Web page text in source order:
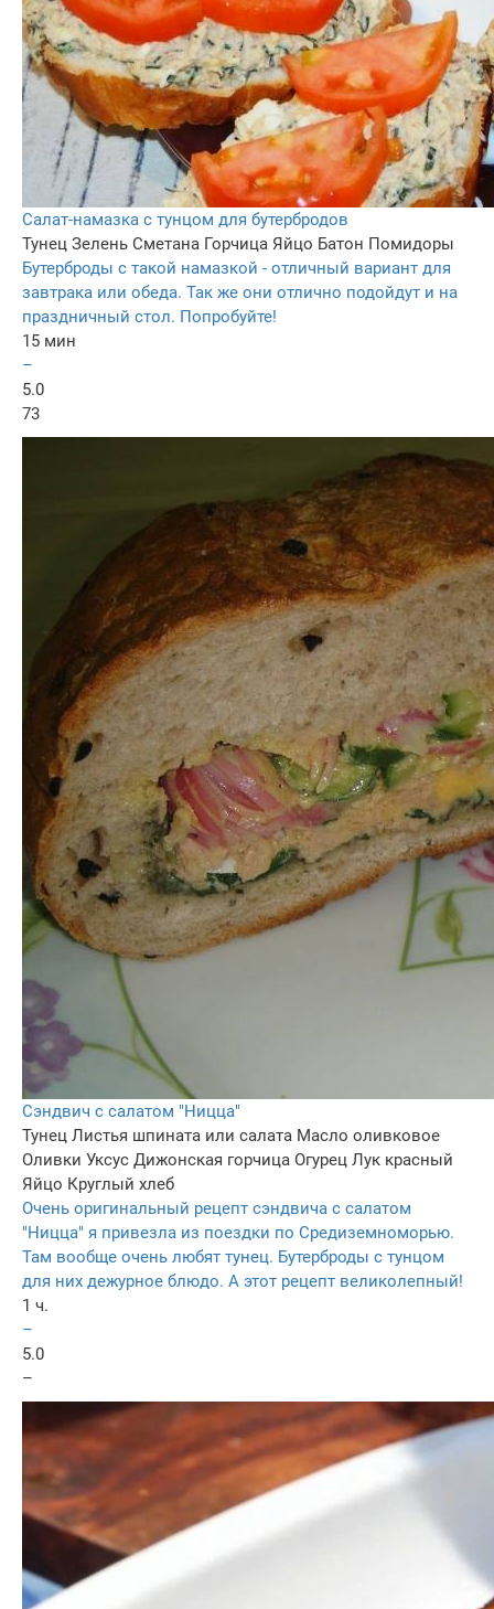
Салат-намазка с тунцом для бутербродов
Тунец Зелень Сметана Горчица Яйцо Батон Помидоры
Бутерброды с такой намазкой - отличный вариант для
завтрака или обеда. Так же они отлично подойдут и на
праздничный стол. Попробуйте!
15 мин
–
5.0
73
Сэндвич с салатом "Ницца"
Тунец Листья шпината или салата Масло оливковое
Оливки Уксус Дижонская горчица Огурец Лук красный
Яйцо Круглый хлеб
Очень оригинальный рецепт сэндвича с салатом
"Ницца" я привезла из поездки по Средиземноморью.
Там вообще очень любят тунец. Бутерброды с тунцом
для них дежурное блюдо. А этот рецепт великолепный!
1 ч.
–
5.0
–